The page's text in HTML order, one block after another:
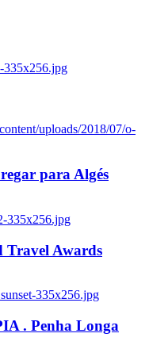
335x256.jpg
uploads/2018/07/o-
para Algés
335x256.jpg
Travel Awards
335x256.jpg
. Penha Longa